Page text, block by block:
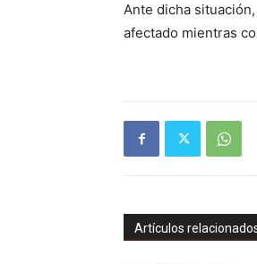
Ante dicha
afectado mientras
Artículos